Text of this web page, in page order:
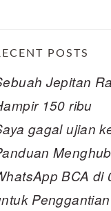
POSTS
Jepitan
150 ribu
gagal ujian
BCA di